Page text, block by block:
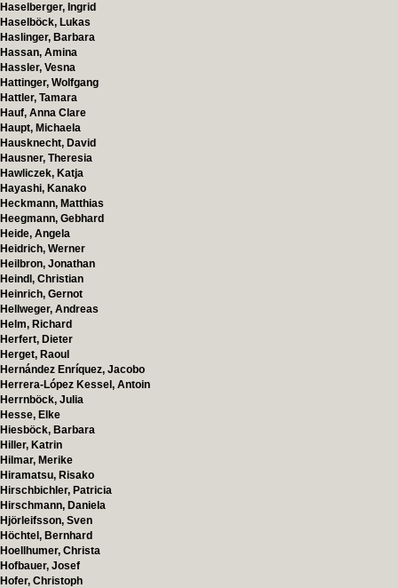
Haselberger, Ingrid
Haselböck, Lukas
Haslinger, Barbara
Hassan, Amina
Hassler, Vesna
Hattinger, Wolfgang
Hattler, Tamara
Hauf, Anna Clare
Haupt, Michaela
Hausknecht, David
Hausner, Theresia
Hawliczek, Katja
Hayashi, Kanako
Heckmann, Matthias
Heegmann, Gebhard
Heide, Angela
Heidrich, Werner
Heilbron, Jonathan
Heindl, Christian
Heinrich, Gernot
Hellweger, Andreas
Helm, Richard
Herfert, Dieter
Herget, Raoul
Hernández Enríquez, Jacobo
Herrera-López Kessel, Antoin
Herrnböck, Julia
Hesse, Elke
Hiesböck, Barbara
Hiller, Katrin
Hilmar, Merike
Hiramatsu, Risako
Hirschbichler, Patricia
Hirschmann, Daniela
Hjörleifsson, Sven
Höchtel, Bernhard
Hoellhumer, Christa
Hofbauer, Josef
Hofer, Christoph